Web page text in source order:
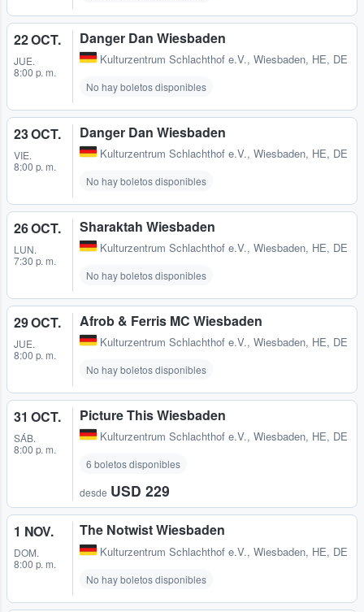
22 OCT.
JUE.
8:00 p. m.
Danger Dan Wiesbaden
Kulturzentrum Schlachthof e.V., Wiesbaden, HE, DE
No hay boletos disponibles
23 OCT.
VIE.
8:00 p. m.
Danger Dan Wiesbaden
Kulturzentrum Schlachthof e.V., Wiesbaden, HE, DE
No hay boletos disponibles
26 OCT.
LUN.
7:30 p. m.
Sharaktah Wiesbaden
Kulturzentrum Schlachthof e.V., Wiesbaden, HE, DE
No hay boletos disponibles
29 OCT.
JUE.
8:00 p. m.
Afrob & Ferris MC Wiesbaden
Kulturzentrum Schlachthof e.V., Wiesbaden, HE, DE
No hay boletos disponibles
31 OCT.
SÁB.
8:00 p. m.
Picture This Wiesbaden
Kulturzentrum Schlachthof e.V., Wiesbaden, HE, DE
6 boletos disponibles
desde USD 229
1 NOV.
DOM.
8:00 p. m.
The Notwist Wiesbaden
Kulturzentrum Schlachthof e.V., Wiesbaden, HE, DE
No hay boletos disponibles